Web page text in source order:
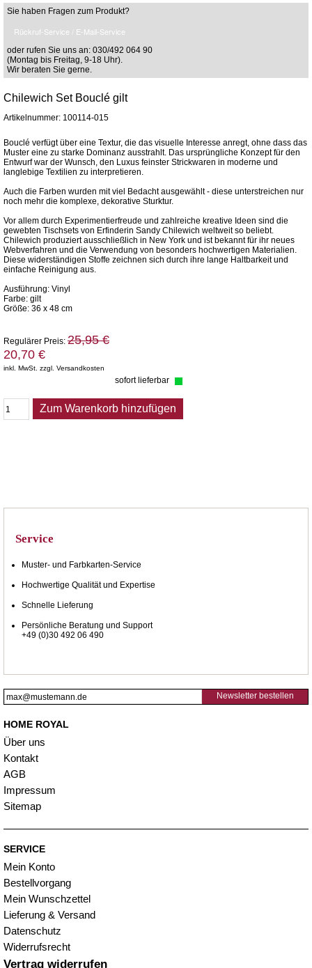
Sie haben Fragen zum Produkt?
Rückruf-Service / E-Mail-Service
oder rufen Sie uns an: 030/492 064 90
(Montag bis Freitag, 9-18 Uhr).
Wir beraten Sie gerne.
Chilewich Set Bouclé gilt
Artikelnummer: 100114-015
Bouclé verfügt über eine Textur, die das visuelle Interesse anregt, ohne dass das
Muster eine zu starke Dominanz ausstrahlt. Das ursprüngliche Konzept für den
Entwurf war der Wunsch, den Luxus feinster Strickwaren in moderne und
langlebige Textilien zu interpretieren.
Auch die Farben wurden mit viel Bedacht ausgewählt - diese unterstreichen nur
noch mehr die komplexe, dekorative Sturktur.
Vor allem durch Experimentierfreude und zahlreiche kreative Ideen sind die
gewebten Tischsets von Erfinderin Sandy Chilewich weltweit so beliebt.
Chilewich produziert ausschließlich in New York und ist bekannt für ihr neues
Webverfahren und die Verwendung von besonders hochwertigen Materialien.
Diese widerständigen Stoffe zeichnen sich durch ihre lange Haltbarkeit und
einfache Reinigung aus.
Ausführung: Vinyl
Farbe: gilt
Größe: 36 x 48 cm
Regulärer Preis: 25,95 €
20,70 €
inkl. MwSt. zzgl. Versandkosten
sofort lieferbar
Zum Warenkorb hinzufügen
Service
Muster- und Farbkarten-Service
Hochwertige Qualität und Expertise
Schnelle Lieferung
Persönliche Beratung und Support
+49 (0)30 492 06 490
Newsletter bestellen
HOME ROYAL
Über uns
Kontakt
AGB
Impressum
Sitemap
SERVICE
Mein Konto
Bestellvorgang
Mein Wunschzettel
Lieferung & Versand
Datenschutz
Widerrufsrecht
Vertrag widerrufen